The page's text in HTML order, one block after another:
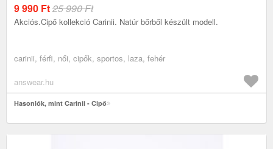
9 990 Ft25 990 Ft
Akciós.Cipő kollekció Carinii. Natúr bőrből készült modell.
carinii, férfi, női, cipők, sportos, laza, fehér
answear.hu
Hasonlók, mint Carinii - Cipő